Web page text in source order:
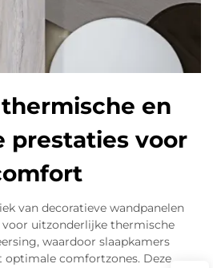
en
prestaties voor
van decoratieve wandpanelen
uitzonderlijke thermische
waardoor slaapkamers
comfortzones. Deze